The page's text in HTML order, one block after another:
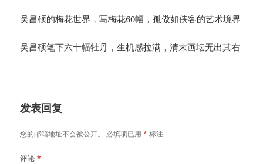
吴昌硕的梅花世界，写梅花60幅，孤傲如侠客的艺术境界
吴昌硕笔下六十幅牡丹，生机感拉满，清末画坛无出其右
发表回复
您的邮箱地址不会被公开。 必填项已用* 标注
评论 *